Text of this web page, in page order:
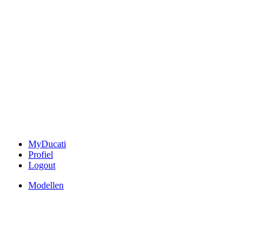
MyDucati
Profiel
Logout
Modellen